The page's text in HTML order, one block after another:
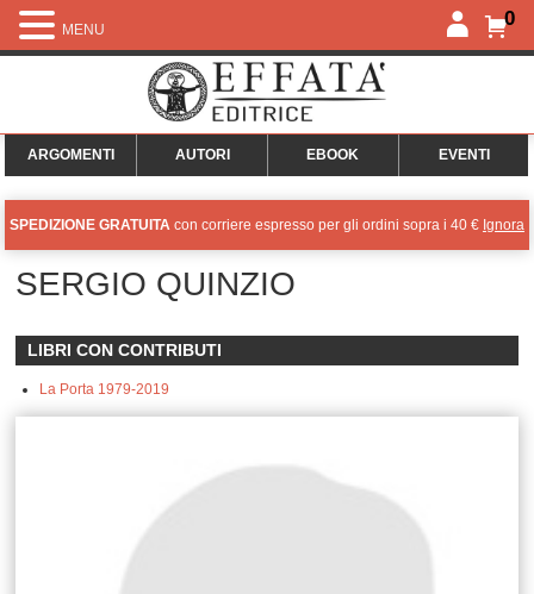
0
ARGOMENTI AUTORI EBOOK EVENTI
SPEDIZIONE GRATUITA con corriere espresso per gli ordini sopra i 40 € Ignora
SERGIO QUINZIO
LIBRI CON CONTRIBUTI
La Porta 1979-2019
MENU